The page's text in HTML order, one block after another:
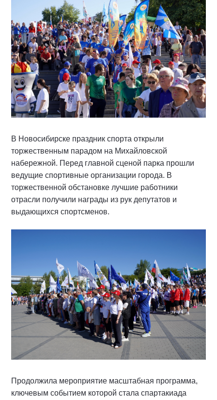
В Новосибирске праздник спорта открыли
торжественным парадом на Михайловской
набережной. Перед главной сценой парка прошли
ведущие спортивные организации города. В
торжественной обстановке лучшие работники
отрасли получили награды из рук депутатов и
выдающихся спортсменов.
Продолжила мероприятие масштабная программа,
ключевым событием которой стала спартакиада